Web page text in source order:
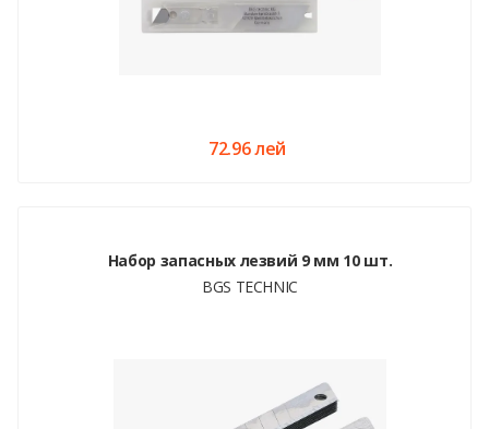
72.96 лей
Набор запасных лезвий 9 мм 10 шт.
BGS TECHNIC